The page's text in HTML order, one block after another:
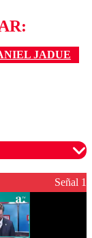
JADUE
un
Señal 1